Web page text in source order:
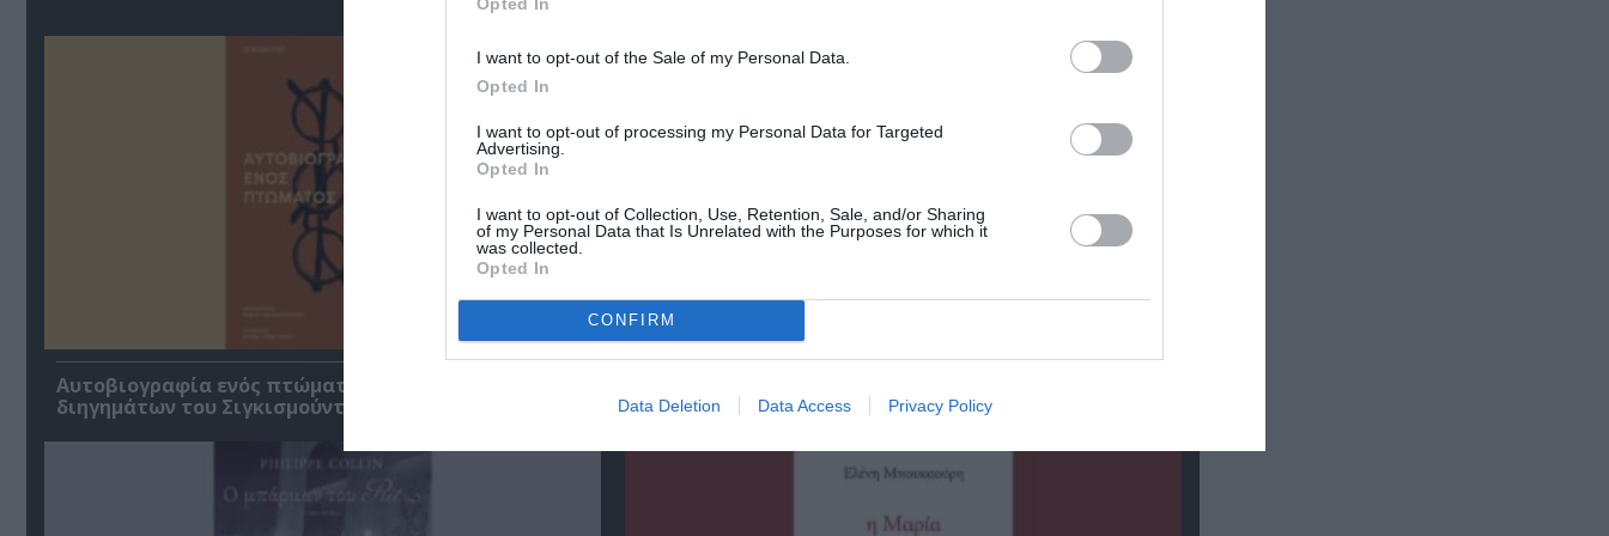
I want to opt-out of the Sale of my Personal Data.
Opted In
I want to opt-out of processing my Personal Data for Targeted
Advertising.
Opted In
I want to opt-out of Collection, Use, Retention, Sale, and/or Sharing
of my Personal Data that Is Unrelated with the Purposes for which it
was collected.
Opted In
CONFIRM
Data Deletion Data Access Privacy Policy
Αυτοβιογραφία ενός πτώματος: Μια συλλογή
διηγημάτων του Σιγκισμούντ Κρζιζανόφσκι
διάλογος